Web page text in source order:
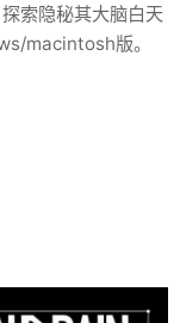
索隐秘其大脑白天
macintosh版。